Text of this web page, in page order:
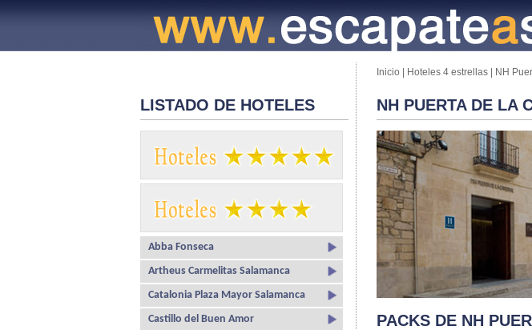
LISTADO DE HOTELES
Abba Fonseca
Artheus Carmelitas Salamanca
Catalonia Plaza Mayor Salamanca
Castillo del Buen Amor
Inicio Hoteles 4 estrellas NH
NH PUERTA DE LA
PACKS DE NH